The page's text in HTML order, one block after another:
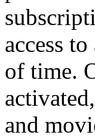
access
of time.
and